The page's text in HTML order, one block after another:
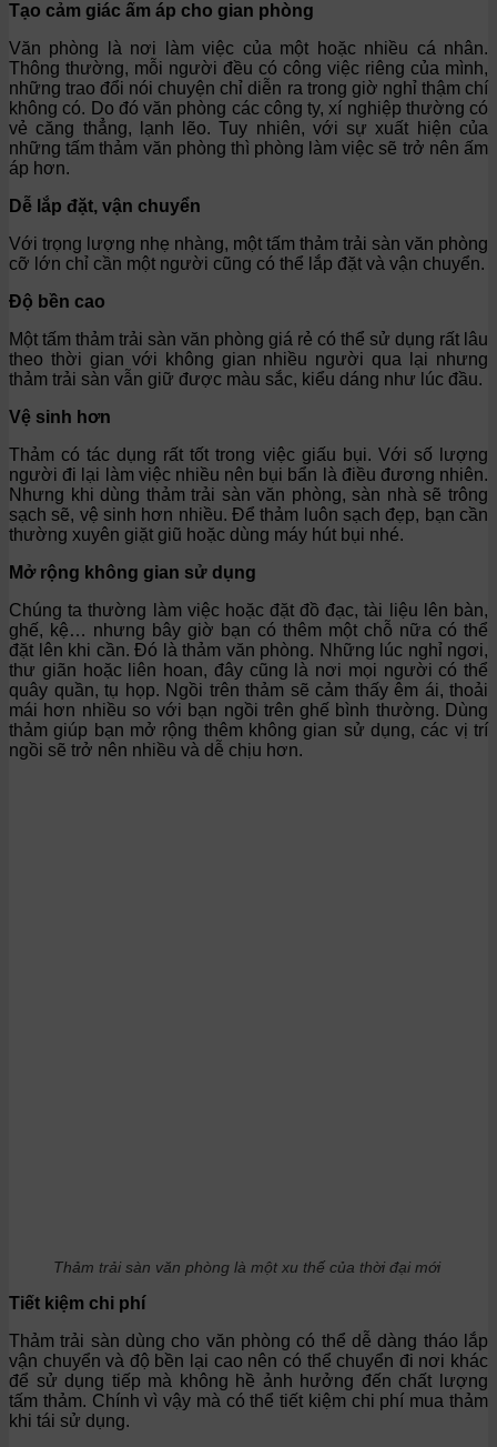
Tạo cảm giác ấm áp cho gian phòng
Văn phòng là nơi làm việc của một hoặc nhiều cá nhân.
Thông thường, mỗi người đều có công việc riêng của mình,
những trao đổi nói chuyện chỉ diễn ra trong giờ nghỉ thậm chí
không có. Do đó văn phòng các công ty, xí nghiệp thường có
vẻ căng thẳng, lạnh lẽo. Tuy nhiên, với sự xuất hiện của
những tấm thảm văn phòng thì phòng làm việc sẽ trở nên ấm
áp hơn.
Dễ lắp đặt, vận chuyển
Với trọng lượng nhẹ nhàng, một tấm thảm trải sàn văn phòng
cỡ lớn chỉ cần một người cũng có thể lắp đặt và vận chuyển.
Độ bền cao
Một tấm thảm trải sàn văn phòng giá rẻ có thể sử dụng rất lâu
theo thời gian với không gian nhiều người qua lại nhưng
thảm trải sàn vẫn giữ được màu sắc, kiểu dáng như lúc đầu.
Vệ sinh hơn
Thảm có tác dụng rất tốt trong việc giấu bụi. Với số lượng
người đi lại làm việc nhiều nên bụi bẩn là điều đương nhiên.
Nhưng khi dùng thảm trải sàn văn phòng, sàn nhà sẽ trông
sạch sẽ, vệ sinh hơn nhiều. Để thảm luôn sạch đẹp, bạn cần
thường xuyên giặt giũ hoặc dùng máy hút bụi nhé.
Mở rộng không gian sử dụng
Chúng ta thường làm việc hoặc đặt đồ đạc, tài liệu lên bàn,
ghế, kệ… nhưng bây giờ bạn có thêm một chỗ nữa có thể
đặt lên khi cần. Đó là thảm văn phòng. Những lúc nghỉ ngơi,
thư giãn hoặc liên hoan, đây cũng là nơi mọi người có thể
quây quần, tụ họp. Ngồi trên thảm sẽ cảm thấy êm ái, thoải
mái hơn nhiều so với bạn ngồi trên ghế bình thường. Dùng
thảm giúp bạn mở rộng thêm không gian sử dụng, các vị trí
ngồi sẽ trở nên nhiều và dễ chịu hơn.
Thảm trải sàn văn phòng là một xu thế của thời đại mới
Tiết kiệm chi phí
Thảm trải sàn dùng cho văn phòng có thể dễ dàng tháo lắp
vận chuyển và độ bền lại cao nên có thể chuyển đi nơi khác
để sử dụng tiếp mà không hề ảnh hưởng đến chất lượng
tấm thảm. Chính vì vậy mà có thể tiết kiệm chi phí mua thảm
khi tái sử dụng.